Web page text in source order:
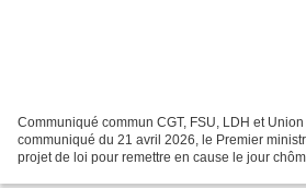
Communiqué commun CGT, FSU, LDH et
communiqué du 21 avril 2026, le Premier
projet de loi pour remettre en cause le jour